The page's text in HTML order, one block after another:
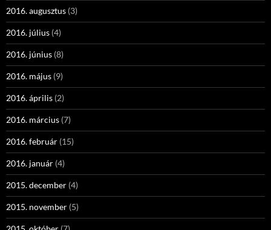
2016. augusztus (3)
2016. július (4)
2016. június (8)
2016. május (9)
2016. április (2)
2016. március (7)
2016. február (15)
2016. január (4)
2015. december (4)
2015. november (5)